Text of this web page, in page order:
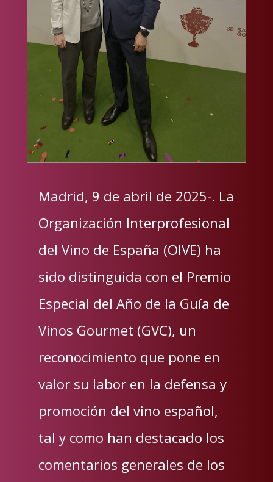
Madrid, 9 de abril de 2025-. La
Organización Interprofesional
del Vino de España (OIVE) ha
sido distinguida con el Premio
Especial del Año de la Guía de
Vinos Gourmet (GVC), un
reconocimiento que pone en
valor su labor en la defensa y
promoción del vino español,
tal y como han destacado los
comentarios generales de los